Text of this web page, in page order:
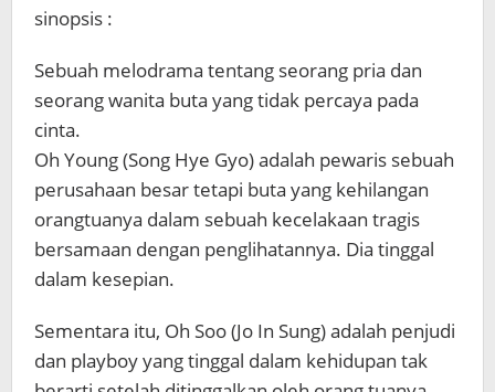
sinopsis :
Sebuah melodrama tentang seorang pria dan
seorang wanita buta yang tidak percaya pada
cinta.
Oh Young (Song Hye Gyo) adalah pewaris sebuah
perusahaan besar tetapi buta yang kehilangan
orangtuanya dalam sebuah kecelakaan tragis
bersamaan dengan penglihatannya. Dia tinggal
dalam kesepian.
Sementara itu, Oh Soo (Jo In Sung) adalah penjudi
dan playboy yang tinggal dalam kehidupan tak